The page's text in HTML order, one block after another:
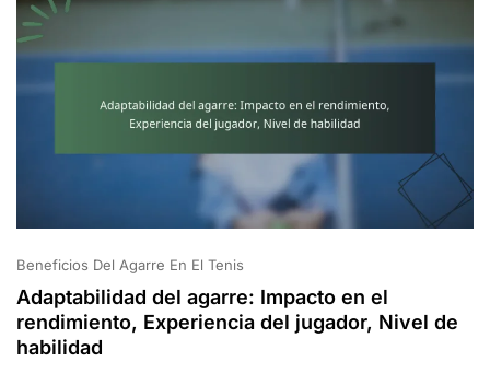
De
Beneficios Del Agarre En El Tenis
Adaptabilidad del agarre: Impacto en el
rendimiento, Experiencia del jugador, Nivel de
habilidad